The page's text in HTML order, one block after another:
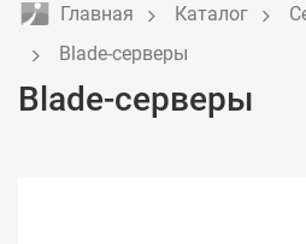
Главная Каталог
Blade-серверы
Blade-серверы